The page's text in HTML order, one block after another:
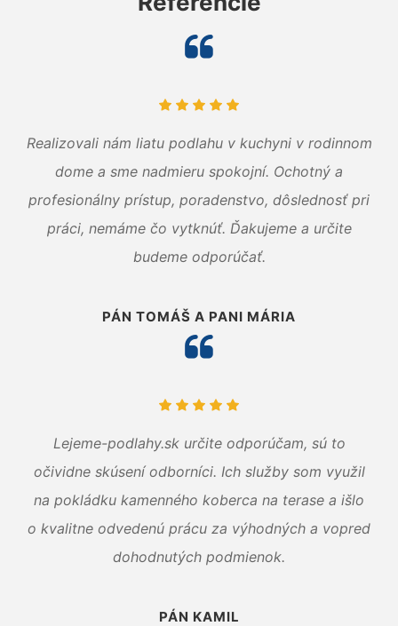
Realizovali nám liatu podlahu v kuchyni v rodinnom
dome a sme nadmieru spokojní. Ochotný a
profesionálny prístup, poradenstvo, dôslednosť pri
práci, nemáme čo vytknúť. Ďakujeme a určite
budeme odporúčať.
PÁN TOMÁŠ A PANI MÁRIA
Lejeme-podlahy.sk určite odporúčam, sú to
očividne skúsení odborníci. Ich služby som využil
na pokládku kamenného koberca na terase a išlo
o kvalitne odvedenú prácu za výhodných a vopred
dohodnutých podmienok.
PÁN KAMIL